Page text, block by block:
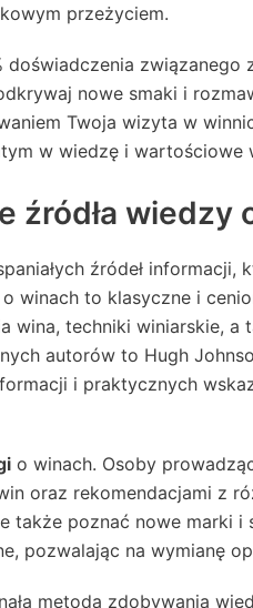
przeżyciem.
doświadczenia
nowe smaki i
Twoja wizyta w
w wiedzę i wartościowe
źródła wiedzy
źródeł informacji,
o winach to klasyczne i
wina, techniki winiarskie,
autorów to Hugh
i praktycznych
o winach. Osoby
oraz rekomendacjami z
także poznać nowe marki i
pozwalając na wymianę
metoda zdobywania